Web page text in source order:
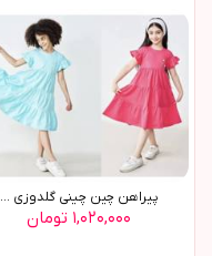
پیراهن چین چینی گلدوزی ...
۱,۰۲۰,۰۰۰ تومان